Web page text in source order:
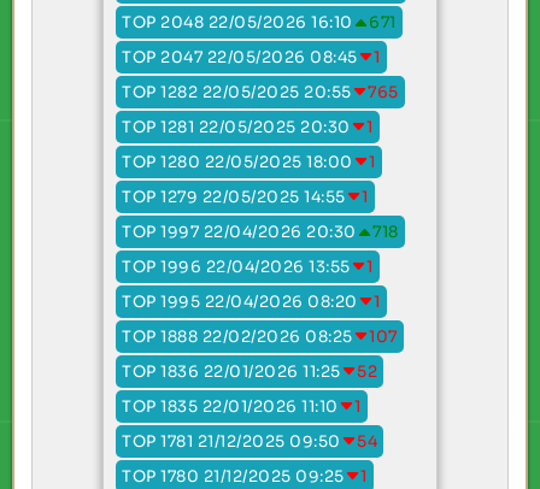
TOP 2048 22/05/2026 16:10
671
TOP 2047 22/05/2026 08:45
1
TOP 1282 22/05/2025 20:55
765
TOP 1281 22/05/2025 20:30
1
TOP 1280 22/05/2025 18:00
1
TOP 1279 22/05/2025 14:55
1
TOP 1997 22/04/2026 20:30
718
TOP 1996 22/04/2026 13:55
1
TOP 1995 22/04/2026 08:20
1
TOP 1888 22/02/2026 08:25
107
TOP 1836 22/01/2026 11:25
52
TOP 1835 22/01/2026 11:10
1
TOP 1781 21/12/2025 09:50
54
TOP 1780 21/12/2025 09:25
1